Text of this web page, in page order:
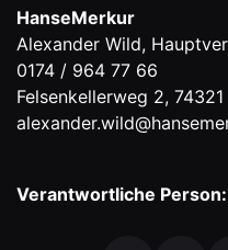
HanseMerkur
Alexander Wild,
0174 / 964 77 66
Felsenkellerweg 2,
Verantwortliche